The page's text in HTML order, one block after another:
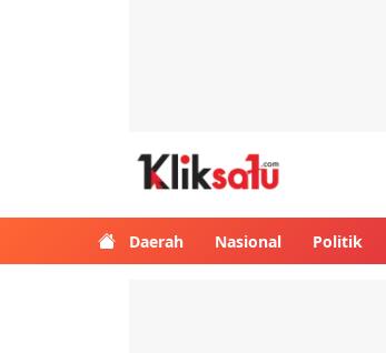
Daerah Nasional Politik